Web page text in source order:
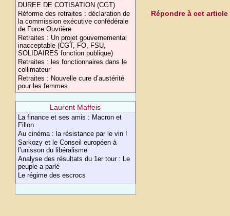
DUREE DE COTISATION (CGT)
Réforme des retraites : déclaration de
la commission exécutive confédérale
de Force Ouvrière
Retraites : Un projet gouvernemental
inacceptable (CGT, FO, FSU,
SOLIDAIRES fonction publique)
Retraites : les fonctionnaires dans le
collimateur
Retraites : Nouvelle cure d’austérité
pour les femmes
Laurent Maffeis
La finance et ses amis : Macron et
Fillon
Au cinéma : la résistance par le vin !
Sarkozy et le Conseil européen à
l’unisson du libéralisme
Analyse des résultats du 1er tour : Le
peuple a parlé
Le régime des escrocs
Répondre à cet article